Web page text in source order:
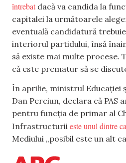
întrebat dacă va candida la
capitalei la următoarele
eventuală candidatură
interiorul partidului, însă
să existe mai multe procese.
că este prematur să se
În aprilie, ministrul Educației
Dan Perciun, declara că PAS
pentru funcția de primar al
Infrastructurii este unul dintre
Mediului „posibil este un alt